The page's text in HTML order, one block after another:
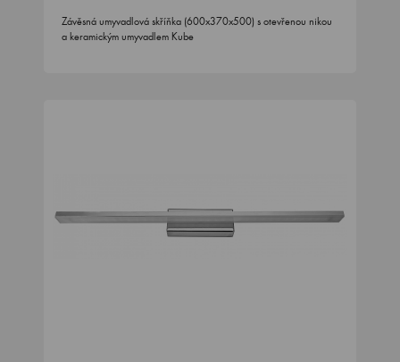
Závěsná umyvadlová skříňka (600x370x500) s otevřenou nikou
a keramickým umyvadlem Kube